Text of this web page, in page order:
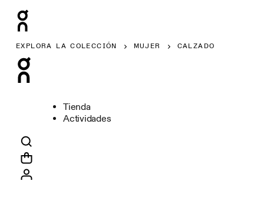
EXPLORA LA COLECCIÓN MUJER CALZADO
Tienda
Actividades